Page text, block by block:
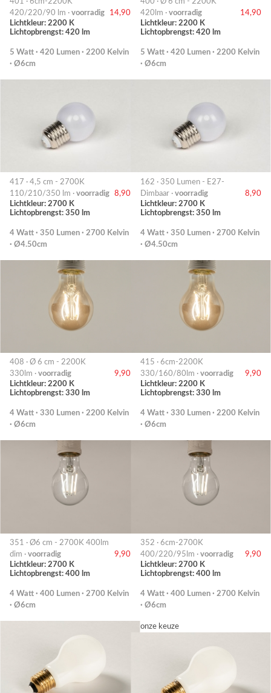
420/220/90 lm · voorradig
14,90
Lichtkleur: 2200 K
Lichtopbrengst: 420 lm
5 Watt · 420 Lumen · 2200 Kelvin
· Ø6cm
420lm · voorradig
14,90
Lichtkleur: 2200 K
Lichtopbrengst: 420 lm
5 Watt · 420 Lumen · 2200 Kelvin
· Ø6cm
417 · 4,5 cm - 2700K
110/210/350 lm · voorradig
8,90
Lichtkleur: 2700 K
Lichtopbrengst: 350 lm
4 Watt · 350 Lumen · 2700 Kelvin
· Ø4.50cm
162 · 350 Lumen - E27-
Dimbaar · voorradig
8,90
Lichtkleur: 2700 K
Lichtopbrengst: 350 lm
4 Watt · 350 Lumen · 2700 Kelvin
· Ø4.50cm
408 · Ø 6 cm - 2200K
330lm · voorradig
9,90
Lichtkleur: 2200 K
Lichtopbrengst: 330 lm
4 Watt · 330 Lumen · 2200 Kelvin
· Ø6cm
415 · 6cm-2200K
330/160/80lm · voorradig
9,90
Lichtkleur: 2200 K
Lichtopbrengst: 330 lm
4 Watt · 330 Lumen · 2200 Kelvin
· Ø6cm
351 · Ø6 cm - 2700K 400lm
dim · voorradig
9,90
Lichtkleur: 2700 K
Lichtopbrengst: 400 lm
4 Watt · 400 Lumen · 2700 Kelvin
· Ø6cm
352 · 6cm-2700K
400/220/95lm · voorradig
9,90
Lichtkleur: 2700 K
Lichtopbrengst: 400 lm
4 Watt · 400 Lumen · 2700 Kelvin
· Ø6cm
onze keuze